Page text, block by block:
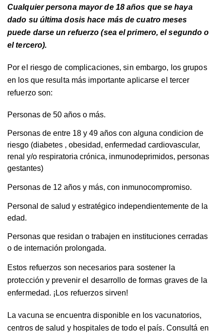
Cualquier persona mayor de 18 años que se haya
dado su última dosis hace más de cuatro meses
puede darse un refuerzo (sea el primero, el segundo o
el tercero).
Por el riesgo de complicaciones, sin embargo, los grupos
en los que resulta más importante aplicarse el tercer
refuerzo son:
Personas de 50 años o más.
Personas de entre 18 y 49 años con alguna condicion de
riesgo (diabetes , obesidad, enfermedad cardiovascular,
renal y/o respiratoria crónica, inmunodeprimidos, personas
gestantes)
Personas de 12 años y más, con inmunocompromiso.
Personal de salud y estratégico independientemente de la
edad.
Personas que residan o trabajen en instituciones cerradas
o de internación prolongada.
Estos refuerzos son necesarios para sostener la
protección y prevenir el desarrollo de formas graves de la
enfermedad. ¡Los refuerzos sirven!
La vacuna se encuentra disponible en los vacunatorios,
centros de salud y hospitales de todo el país. Consultá en